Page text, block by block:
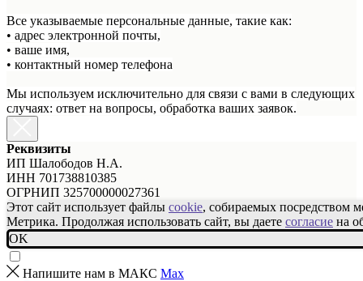
Все указываемые персональные данные, такие как:
• адрес электронной почты,
• ваше имя,
• контактный номер телефона
Мы используем исключительно для связи с вами в следующих
случаях: ответ на вопросы, обработка ваших заявок.
Реквизиты
ИП Шалободов Н.А.
ИНН 701738810385
ОГРНИП 325700000027361
Этот сайт использует файлы cookie, собираемых посредством
Метрика. Продолжая использовать сайт, вы даете согласие на
OK
Напишите нам в МАКС Max